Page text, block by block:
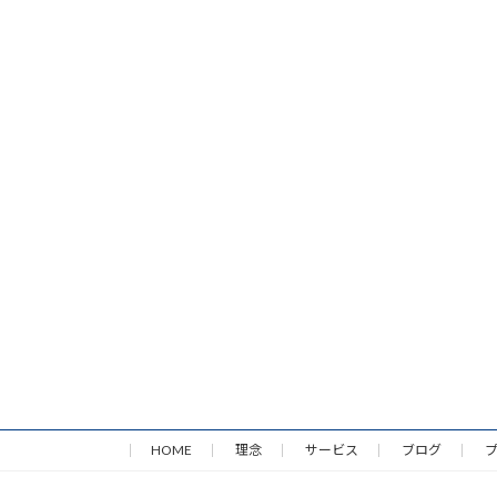
HOME 理念 サービス ブログ